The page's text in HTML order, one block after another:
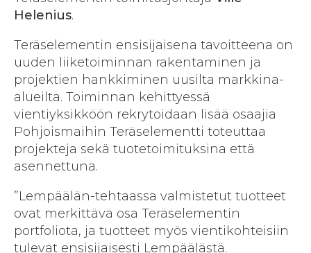
Helenius.
Teräselementin ensisijaisena tavoitteena on
uuden liiketoiminnan rakentaminen ja
projektien hankkiminen uusilta markkina-
alueilta. Toiminnan kehittyessä
vientiyksikköön rekrytoidaan lisää osaajia
Pohjoismaihin Teräselementti toteuttaa
projekteja sekä tuotetoimituksina että
asennettuna.
”Lempäälän-tehtaassa valmistetut tuotteet
ovat merkittävä osa Teräselementin
portfoliota, ja tuotteet myös vientikohteisiin
tulevat ensisijaisesti Lempäälästä.